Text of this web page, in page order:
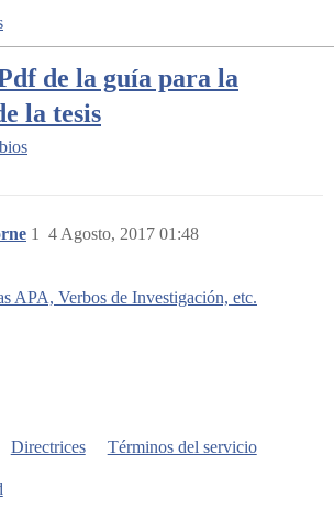
de la guía para la
la tesis
4 Agosto, 2017 01:48
1
APA, Verbos de Investigación, etc.
Directrices Términos del servicio